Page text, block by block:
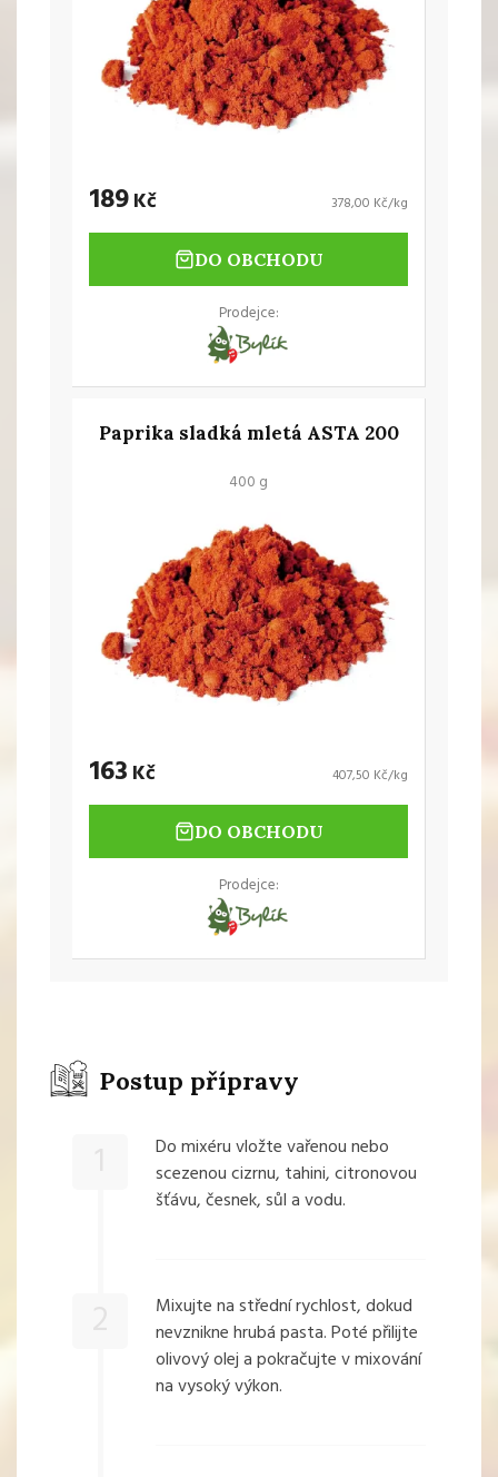
189Kč 378,00 Kč/kg
DO OBCHODU
Prodejce:
Paprika sladká mletá ASTA 200
400 g
163Kč 407,50 Kč/kg
DO OBCHODU
Prodejce:
Postup přípravy
Do mixéru vložte vařenou nebo
scezenou cizrnu, tahini, citronovou
šťávu, česnek, sůl a vodu.
Mixujte na střední rychlost, dokud
nevznikne hrubá pasta. Poté přilijte
olivový olej a pokračujte v mixování
na vysoký výkon.